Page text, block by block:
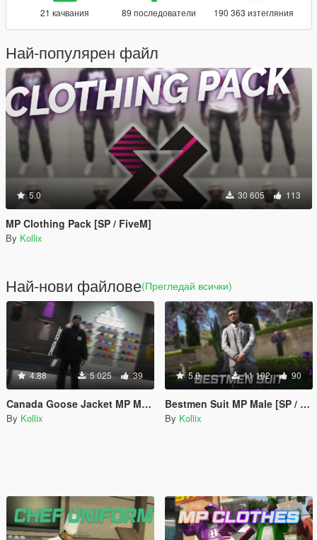
21 качвания 89 последователи 190 363 изтегляния
Най-популярен файл
5.0 30 605 113
MP Clothing Pack [SP / FiveM]
By Kollix
Най-нови файлове(Прегледай всички)
4.88 5 025 39
Canada Goose Jacket MP Male
By Kollix
5.0 11 102 90
Bestmen Suit MP Male [SP / FiveM]
By Kollix